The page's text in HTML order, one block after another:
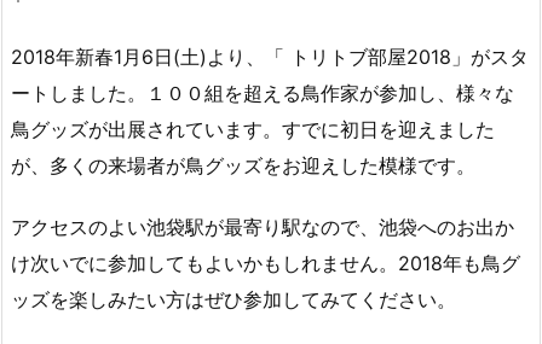
2018年新春1月6日(土)より、「 トリトブ部屋2018」がスタ
ートしました。１００組を超える鳥作家が参加し、様々な
鳥グッズが出展されています。すでに初日を迎えました
が、多くの来場者が鳥グッズをお迎えした模様です。
アクセスのよい池袋駅が最寄り駅なので、池袋へのお出か
け次いでに参加してもよいかもしれません。2018年も鳥グ
ッズを楽しみたい方はぜひ参加してみてください。